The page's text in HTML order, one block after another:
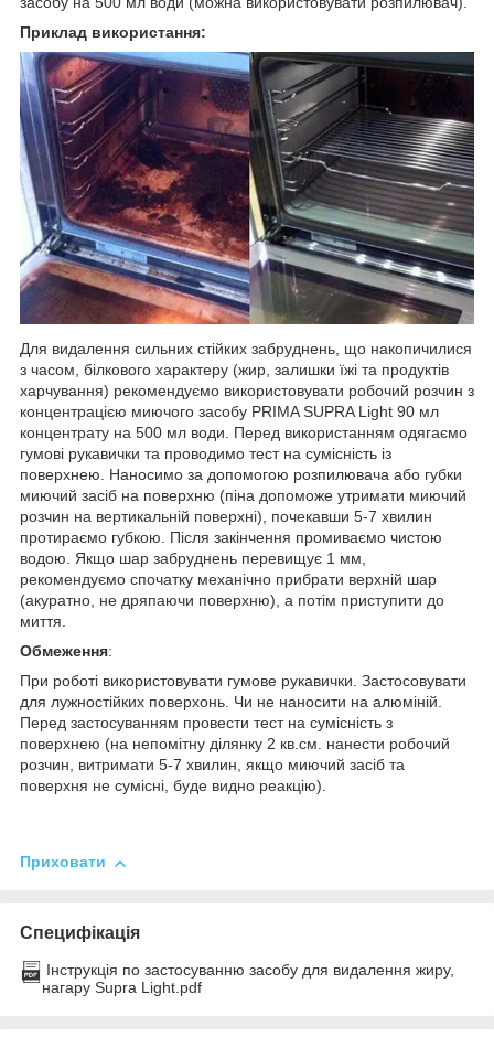
Приклад використання:
Для видалення сильних стійких забруднень, що накопичилися
з часом, білкового характеру (жир, залишки їжі та продуктів
харчування) рекомендуємо використовувати робочий розчин з
концентрацією миючого засобу PRIMA SUPRA Light 90 мл
концентрату на 500 мл води. Перед використанням одягаємо
гумові рукавички та проводимо тест на сумісність із
поверхнею. Наносимо за допомогою розпилювача або губки
миючий засіб на поверхню (піна допоможе утримати миючий
розчин на вертикальній поверхні), почекавши 5-7 хвилин
протираємо губкою. Після закінчення промиваємо чистою
водою. Якщо шар забруднень перевищує 1 мм,
рекомендуємо спочатку механічно прибрати верхній шар
(акуратно, не дряпаючи поверхню), а потім приступити до
миття.
Обмеження:
При роботі використовувати гумове рукавички. Застосовувати
для лужностійких поверхонь. Чи не наносити на алюміній.
Перед застосуванням провести тест на сумісність з
поверхнею (на непомітну ділянку 2 кв.см. нанести робочий
розчин, витримати 5-7 хвилин, якщо миючий засіб та
поверхня не сумісні, буде видно реакцію).
Приховати
Специфікація
Інструкція по застосуванню засобу для видалення жиру,
нагару Supra Light.pdf